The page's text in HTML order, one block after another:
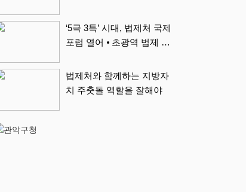
‘5극 3특’ 시대, 법제처 국제
포럼 열어 ⦁ 초광역 법제 정
법제처와 함께하는 지방자
치 주춧돌 역할을 잘해야